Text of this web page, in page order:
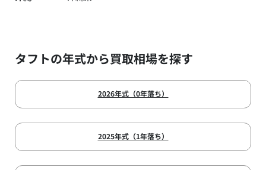
タフトの年式から買取相場を探す
2026年式（0年落ち）
2025年式（1年落ち）